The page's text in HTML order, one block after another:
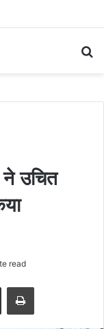
ने उचित
read
Share via Email Print